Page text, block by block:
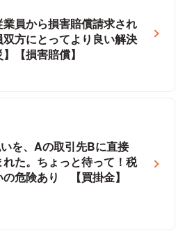
員から損害賠償請求され
方にとってより良い解決
【損害賠償】
を、Aの取引先Bに直接
れた。ちょっと待って！税
危険あり 【買掛金】